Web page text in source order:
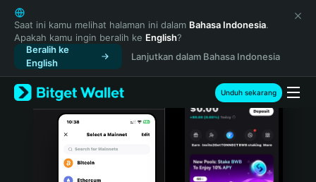
English
日本語
Tiếng Việt
Русский
Español (Latinoamérica)
Türkçe
Italiano
Saat ini kamu melihat halaman ini dalam Bahasa Indonesia.
Apakah kamu ingin beralih ke English?
Beralih ke
English
Lanjutkan dalam Bahasa Indonesia
Unduh sekarang